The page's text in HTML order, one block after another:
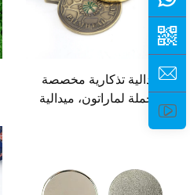
ميدالية تذكارية مخصصة
بالجملة لماراتون، ميدالية
مجوفة مخصصة، ميدالية